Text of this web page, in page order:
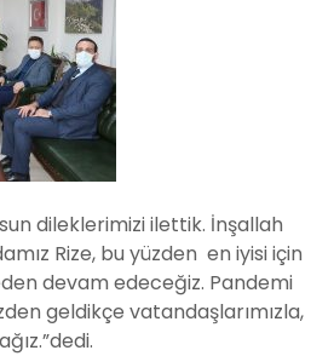
dileklerimizi ilettik. İnşallah
Rize, bu yüzden en iyisi için
devam edeceğiz. Pandemi
geldikçe vatandaşlarımızla,